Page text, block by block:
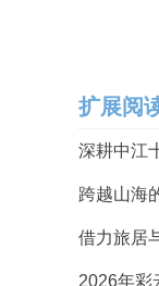
扩展阅
深耕中江
跨越山海
借力旅居
2026年彩